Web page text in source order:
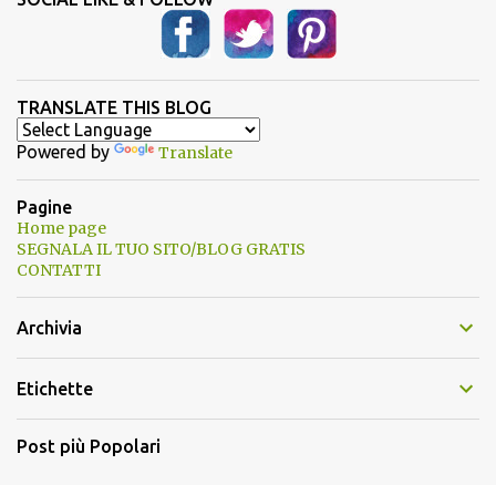
TRANSLATE THIS BLOG
Powered by Translate
Pagine
Home page
SEGNALA IL TUO SITO/BLOG GRATIS
CONTATTI
Archivia
Etichette
Post più Popolari